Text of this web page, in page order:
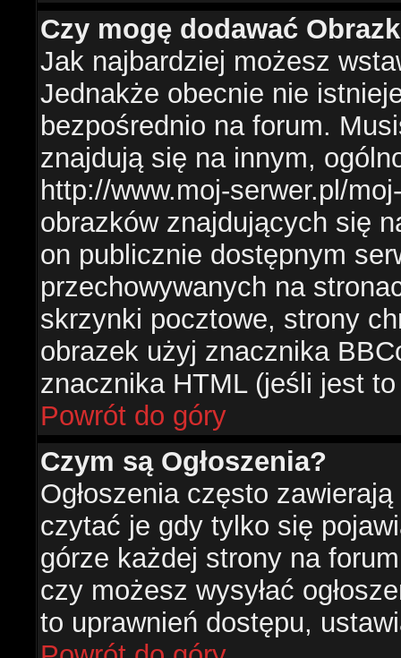
Czy mogę dodawać
Jak najbardziej możesz
Jednakże obecnie nie
bezpośrednio na forum.
znajdują się na innym,
http://www.moj-serwer.pl/
obrazków znajdujących się
on publicznie dostępnym
przechowywanych na
skrzynki pocztowe, strony
obrazek użyj znacznika
znacznika HTML (jeśli jest
Powrót do góry
Czym są Ogłoszenia?
Ogłoszenia często
czytać je gdy tylko się
górze każdej strony na
czy możesz wysyłać
to uprawnień dostępu,